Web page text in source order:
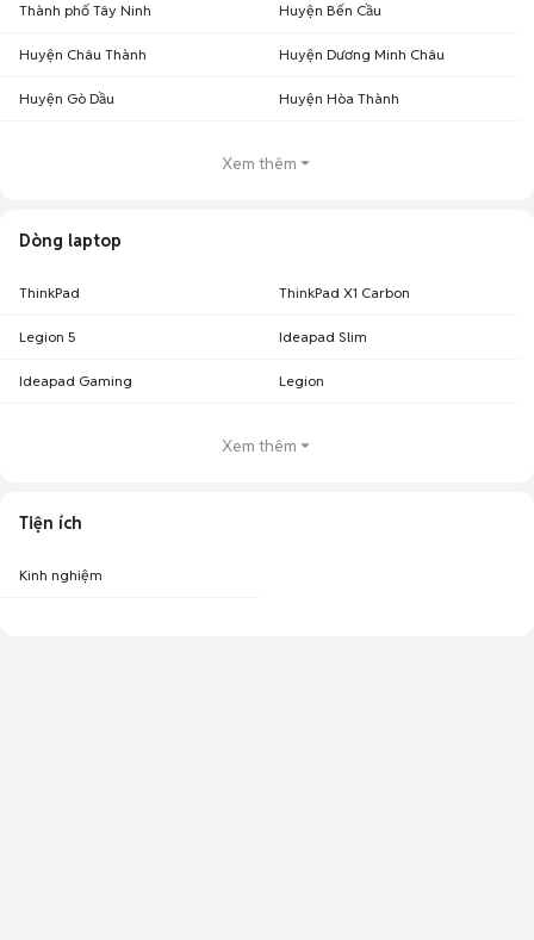
Thành phố Tây Ninh Huyện Bến Cầu
Huyện Châu Thành Huyện Dương Minh Châu
Huyện Gò Dầu Huyện Hòa Thành
Xem thêm
Dòng laptop
ThinkPad ThinkPad X1 Carbon
Legion 5 Ideapad Slim
Ideapad Gaming Legion
Xem thêm
Tiện ích
Kinh nghiệm